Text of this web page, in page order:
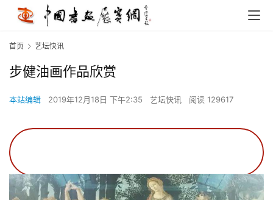
首页 艺坛快讯
步健油画作品欣赏
本站编辑 2019年12月18日 下午2:35 艺坛快讯 阅读 129617